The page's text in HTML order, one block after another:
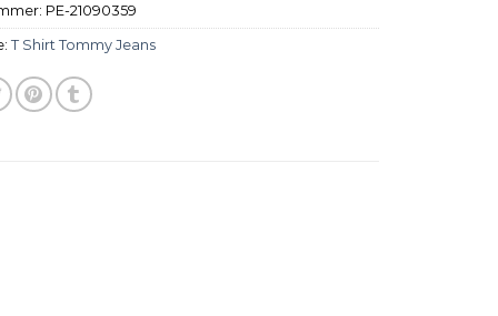
PE-21090359
T Shirt Tommy Jeans